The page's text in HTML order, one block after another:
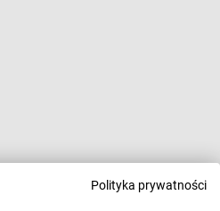
Polityka prywatności